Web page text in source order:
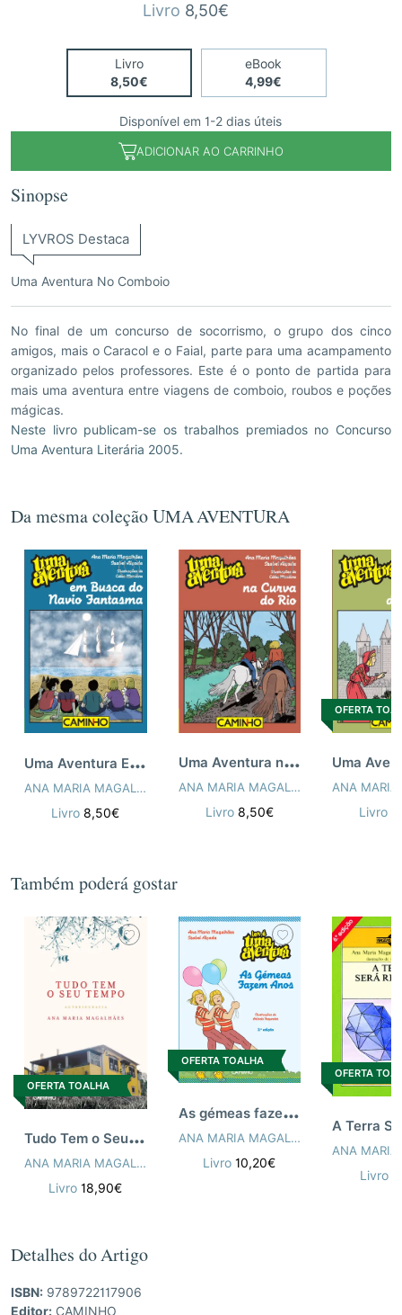
Livro 8,50€
Livro
8,50€
eBook
4,99€
Disponível em 1-2 dias úteis
ADICIONAR AO CARRINHO
Sinopse
LYVROS Destaca
Uma Aventura No Comboio
No final de um concurso de socorrismo, o grupo dos cinco
amigos, mais o Caracol e o Faial, parte para uma acampamento
organizado pelos professores. Este é o ponto de partida para
mais uma aventura entre viagens de comboio, roubos e poções
mágicas.
Neste livro publicam-se os trabalhos premiados no Concurso
Uma Aventura Literária 2005.
Da mesma coleção UMA AVENTURA
U
ma Aventura Em Busca do Navio Fantasma
ANA MARIA MAGALHÃES ISABEL ALÇADA,CÁTIA MARILINE
Livro8,50€
U
ma Aventura na Curva do Rio
ANA MARIA MAGALHÃES
ISABEL
Livro 8,50€
OFERTA
Livro
Também poderá gostar
OFERTA TOALHA
T
udo Tem o Seu Tempo
ANA MARIA MAGALHÃES
Livro18,90€
OFERTA TOALHA
A
s gémeas fazem anos
ANA MARIA MAGALHÃES
Livro10,20€
OFERTA
Livro
Detalhes do Artigo
ISBN: 9789722117906
Editor: CAMINHO